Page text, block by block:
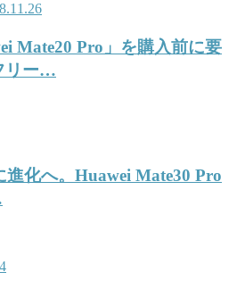
Mate20 Pro」を購入前に要
リー…
進化へ。Huawei Mate30 Pro